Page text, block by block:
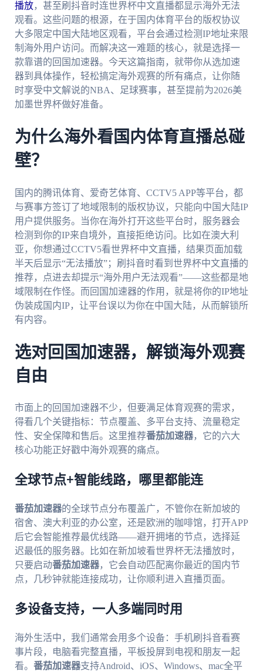
播放，甚至刷抖音时连世界杯中文直播都显示海外无法
观看。这些问题的根源，在于国内体育平台的版权协议
大多限定中国大陆地区观看，平台会通过检测IP地址来限
制海外用户访问。而解决这一难题的核心，就是选择一
款靠谱的回国加速器。今天这篇指南，就带你从选加速
器到具体操作，轻松搞定海外观赛的所有痛点，让你随
时享受中文解说的NBA、足球赛事，甚至提前为2026美
加墨世界杯做好准备。
为什么海外看国内体育直播总碰
壁？
国内的腾讯体育、爱奇艺体育、CCTV5 APP等平台，都
与赛事方签订了地域限制的版权协议，只能向中国大陆IP
用户提供服务。当你在海外打开这些平台时，服务器会
检测到你的IP来自境外，直接拒绝访问。比如在澳大利
亚，你想通过CCTV5看世界杯中文直播，结果页面加载
半天后显示“无法播放”；刷抖音时看到世界杯中文直播的
推荐，点进去却提示“海外用户无法观看”——这些都是地
域限制在作怪。而回国加速器的作用，就是将你的IP地址
伪装成国内IP，让平台误以为你在中国大陆，从而解锁所
有内容。
选对回国加速器，解锁海外观赛
自由
市面上的回国加速器不少，但要满足体育观赛的需求，
得看几个关键指标：节点覆盖、多平台支持、流量稳定
性、安全保障和售后。这里推荐番茄加速器，它的六大
核心功能正好戳中海外观赛的痛点。
全球节点+智能线路，哪里都能连
番茄加速器的全球节点分布覆盖广，不管你在新加坡的
宿舍、澳大利亚的办公室，还是欧洲的咖啡馆，打开APP
后它会智能推荐最优线路——避开拥堵的节点，选择延
迟最低的服务器。比如在新加坡看世界杯无法播放时，
只要启动番茄加速器，它会自动匹配离你最近的国内节
点，几秒钟就能连接成功，让你顺利进入直播页面。
多设备支持，一人多端同时用
海外生活中，我们通常会用多个设备：手机刷抖音看赛
事片段，电脑看完整直播，平板投屏到电视和朋友一起
看。 番茄加速器支持Android、iOS、Windows、mac全平